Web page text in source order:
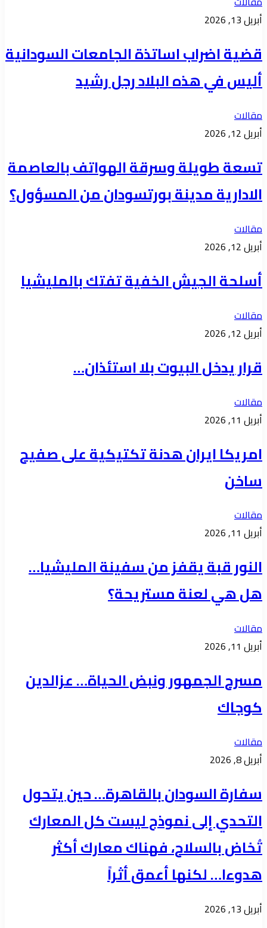
أبريل 13, 2026
قضية اضراب اساتذة الجامعات السودانية
أليس في هذه البلاد رجل رشيد
مقالات
أبريل 12, 2026
تسعة طويلة وسرقة الهواتف بالعاصمة
الادارية مدينة بورتسودان من المسؤول؟
مقالات
أبريل 12, 2026
أسلحة الجيش الخفية تفتك بالمليشيا
مقالات
أبريل 12, 2026
قرار يدخل البيوت بلا استئذان…
مقالات
أبريل 11, 2026
امريكا ايران هدنة تكتيكية على صفيح
ساخن
مقالات
أبريل 11, 2026
النور قبة يقفز من سفينة المليشيا…
هل هي لعنة مستريحة؟
مقالات
أبريل 11, 2026
مسرح الجمهور ونبض الحياة… عزالدين
كوجاك
مقالات
أبريل 8, 2026
سفارة السودان بالقاهرة… حين يتحول
التحدي إلى نموذج ليست كل المعارك
تُخاض بالسلاح، فهناك معارك أكثر
هدوءا… لكنها أعمق أثراً
أبريل 13, 2026